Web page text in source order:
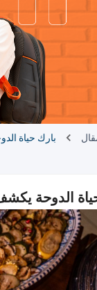
بارك حياة
الدوحة